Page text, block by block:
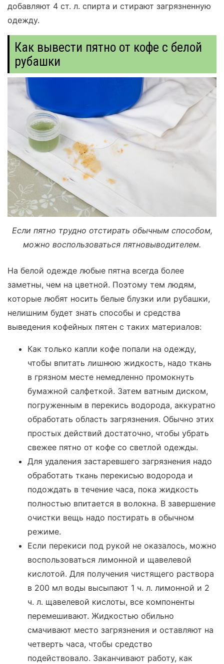
добавляют 4 ст. л. спирта и стирают загрязненную
одежду.
Как вывести пятно от кофе с белой
рубашки
Если пятно трудно отстирать обычным способом,
можно воспользоваться пятновыводителем.
На белой одежде любые пятна всегда более
заметны, чем на цветной. Поэтому тем людям,
которые любят носить белые блузки или рубашки,
нелишним будет знать способы и средства
выведения кофейных пятен с таких материалов:
Как только капли кофе попали на одежду,
чтобы впитать лишнюю жидкость, надо ткань
в грязном месте немедленно промокнуть
бумажной салфеткой. Затем ватным диском,
погруженным в перекись водорода, аккуратно
обработать область загрязнения. Обычно этих
простых действий достаточно, чтобы убрать
свежее пятно от кофе со светлой одежды.
Для удаления застаревшего загрязнения надо
обработать ткань перекисью водорода и
подождать в течение часа, пока жидкость
полностью впитается в волокна. В завершение
очистки вещь надо постирать в обычном
режиме.
Если перекиси под рукой не оказалось, можно
воспользоваться лимонной и щавелевой
кислотой. Для получения чистящего раствора
в 200 мл воды высыпают 1 ч. л. лимонной и 2
ч. л. щавелевой кислоты, все компоненты
перемешивают. Жидкостью обильно
смачивают место загрязнения и оставляют на
четверть часа, чтобы средство
подействовало. Заканчивают работу, как